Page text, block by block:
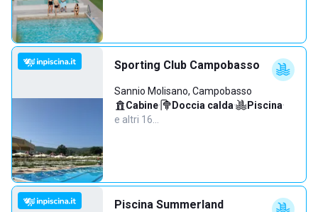
Sporting Club Campobasso
Sannio Molisano, Campobasso
Cabine· Doccia calda· Piscina·
e altri 16…
Piscina Summerland